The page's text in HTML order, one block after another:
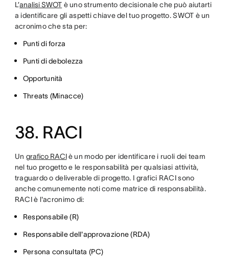
L’analisi SWOT è uno strumento decisionale che può aiutarti
a identificare gli aspetti chiave del tuo progetto. SWOT è un
acronimo che sta per:
Punti di forza
Punti di debolezza
Opportunità
Threats (Minacce)
38. RACI
Un grafico RACIè un modo per identificare i ruoli dei team
nel tuo progetto e le responsabilità per qualsiasi attività,
traguardo o deliverable di progetto. I grafici RACI sono
anche comunemente noti come matrice di responsabilità.
RACI è l'acronimo di:
Responsabile (R)
Responsabile dell'approvazione (RDA)
Persona consultata (PC)